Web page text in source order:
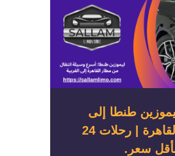
طنطا إلى
مطار القاهرة | رحلات 24
سعر.